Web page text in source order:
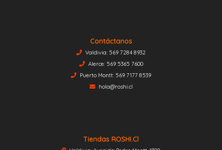
Contáctanos
Valdivia: 569 7284 8932
Alerce: 569 5365 7600
Puerto Montt: 569 7177 8539
hola@roshi.cl
Tiendas ROSHI.cl